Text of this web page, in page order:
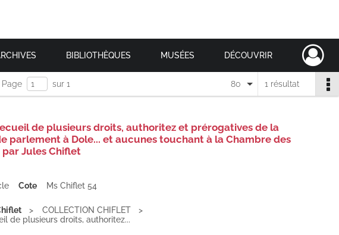
BIBLIOTHÈQUES MUSÉES DÉCOUVRIR
Page sur 1 1 résultat
80
de plusieurs droits, authoritez et prérogatives de la
parlement à Dole... et aucunes touchant à la Chambre des
Jules Chiflet
Cote Ms Chiflet 54
COLLECTION CHIFLET
de plusieurs droits, authoritez...